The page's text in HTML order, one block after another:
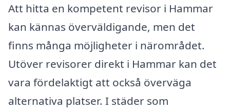
Att hitta en kompetent revisor i Hammar
kan kännas överväldigande, men det
finns många möjligheter i närområdet.
Utöver revisorer direkt i Hammar kan det
vara fördelaktigt att också överväga
alternativa platser. I städer som